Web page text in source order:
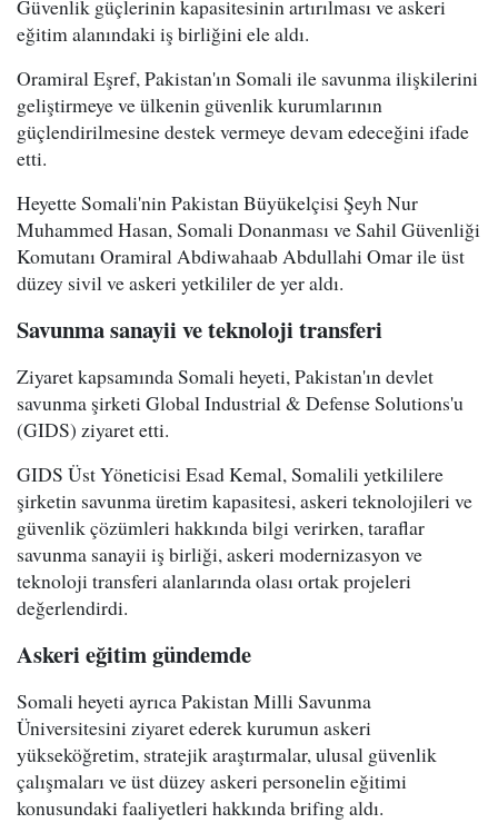
Güvenlik güçlerinin kapasitesinin artırılması ve askeri
eğitim alanındaki iş birliğini ele aldı.
Oramiral Eşref, Pakistan'ın Somali ile savunma ilişkilerini
geliştirmeye ve ülkenin güvenlik kurumlarının
güçlendirilmesine destek vermeye devam edeceğini ifade
etti.
Heyette Somali'nin Pakistan Büyükelçisi Şeyh Nur
Muhammed Hasan, Somali Donanması ve Sahil Güvenliği
Komutanı Oramiral Abdiwahaab Abdullahi Omar ile üst
düzey sivil ve askeri yetkililer de yer aldı.
Savunma sanayii ve teknoloji transferi
Ziyaret kapsamında Somali heyeti, Pakistan'ın devlet
savunma şirketi Global Industrial & Defense Solutions'u
(GIDS) ziyaret etti.
GIDS Üst Yöneticisi Esad Kemal, Somalili yetkililere
şirketin savunma üretim kapasitesi, askeri teknolojileri ve
güvenlik çözümleri hakkında bilgi verirken, taraflar
savunma sanayii iş birliği, askeri modernizasyon ve
teknoloji transferi alanlarında olası ortak projeleri
değerlendirdi.
Askeri eğitim gündemde
Somali heyeti ayrıca Pakistan Milli Savunma
Üniversitesini ziyaret ederek kurumun askeri
yükseköğretim, stratejik araştırmalar, ulusal güvenlik
çalışmaları ve üst düzey askeri personelin eğitimi
konusundaki faaliyetleri hakkında brifing aldı.